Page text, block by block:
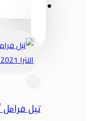
تيل فرامل